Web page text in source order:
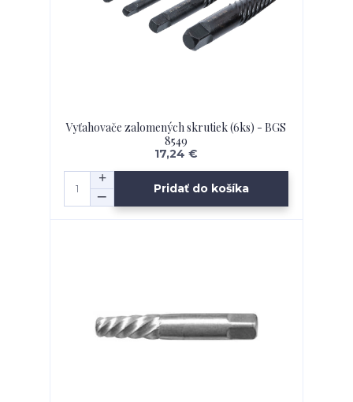
Vyťahovače zalomených skrutiek (6ks) - BGS
8549
17,24 €
Pridať do košíka